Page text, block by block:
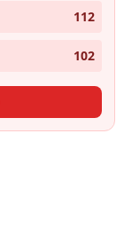
112
102